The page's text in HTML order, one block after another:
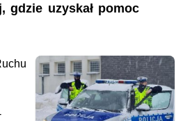
gdzie uzyskał pomoc